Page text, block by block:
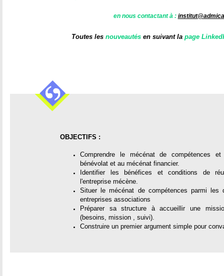
en nous contactant à :
Toutes les nouveautés en suivant la page
OBJECTIFS :
Comprendre le mécénat de compétences
bénévolat et au mécénat financier.
Identifier les bénéfices et conditions de
l'entreprise mécène.
Situer le mécénat de compétences parmi les
entreprises associations
Préparer sa structure à accueillir une
(besoins, mission , suivi).
Construire un premier argument simple pour